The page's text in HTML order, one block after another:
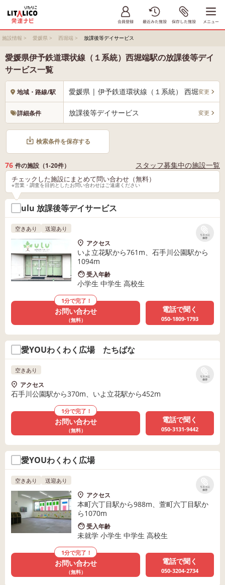
施設情報 > 愛媛県 > 西堀端 > 放課後等デイサービス
愛媛県伊予鉄道環状線（１系統）西堀端駅の放課後等デイ
サービス一覧
地域・路線/駅 愛媛県 | 伊予鉄道環状線（１系統） 西堀端
変更
詳細条件 放課後等デイサービス 変更
検索条件を保存する
76 件の施設（1-20件） スタッフ募集中の施設一覧
チェックした施設にまとめて問い合わせ（無料）
※営業・調査を目的としたお問い合わせはご遠慮ください
ulu 放課後等デイサービス
リストに
保存
空きあり 送迎あり
アクセス
いよ立花駅から761m、石手川公園駅から
1094m
受入年齢
小学生 中学生 高校生
1分で完了！
お問い合わせ
（無料）
電話で聞く
050-1809-1793
愛YOUわくわく広場 たちばな
リストに
保存
空きあり
アクセス
石手川公園駅から370m、いよ立花駅から452m
1分で完了！
お問い合わせ
（無料）
電話で聞く
050-3131-9442
愛YOUわくわく広場
リストに
保存
空きあり 送迎あり
アクセス
本町六丁目駅から988m、萱町六丁目駅か
ら1070m
受入年齢
未就学 小学生 中学生 高校生
1分で完了！
お問い合わせ
（無料）
電話で聞く
050-3204-2734